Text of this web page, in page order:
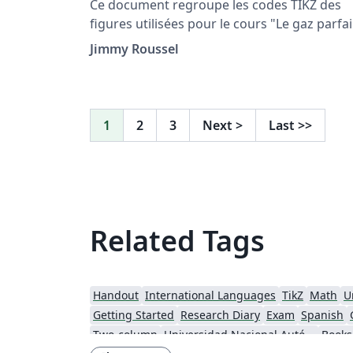
Ce document regroupe les codes TIKZ des
figures utilisées pour le cours "Le gaz
situé à la page http://femto-
physique.fr/physique_statistique/phystat_C3.
Jimmy Roussel
1 2 3 Next > Last >>
Related Tags
Handout International Languages TikZ Math
Getting Started Research Diary Exam Spanish
Two-column
Universidad Nacional Autónoma de México Books